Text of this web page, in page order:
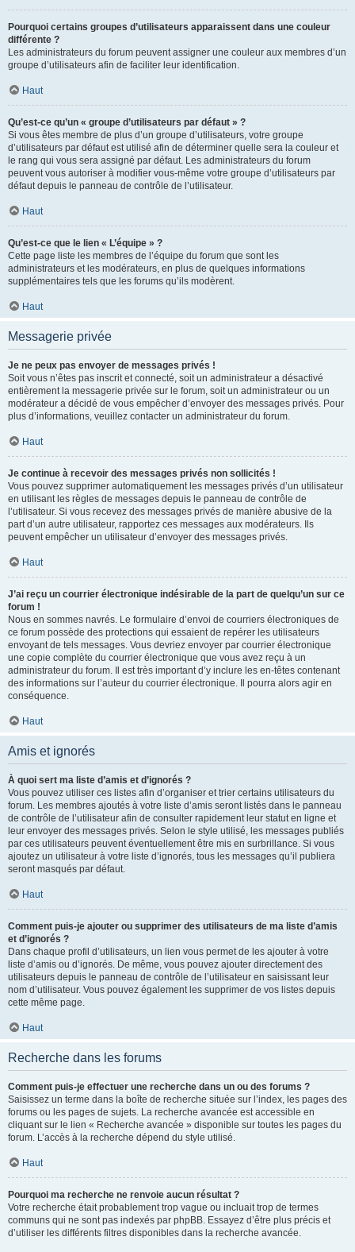
Pourquoi certains groupes d’utilisateurs apparaissent dans une couleur
différente ?
Les administrateurs du forum peuvent assigner une couleur aux membres d’un
groupe d’utilisateurs afin de faciliter leur identification.
Haut
Qu’est-ce qu’un « groupe d’utilisateurs par défaut » ?
Si vous êtes membre de plus d’un groupe d’utilisateurs, votre groupe
d’utilisateurs par défaut est utilisé afin de déterminer quelle sera la couleur et
le rang qui vous sera assigné par défaut. Les administrateurs du forum
peuvent vous autoriser à modifier vous-même votre groupe d’utilisateurs par
défaut depuis le panneau de contrôle de l’utilisateur.
Haut
Qu’est-ce que le lien « L’équipe » ?
Cette page liste les membres de l’équipe du forum que sont les
administrateurs et les modérateurs, en plus de quelques informations
supplémentaires tels que les forums qu’ils modèrent.
Haut
Messagerie privée
Je ne peux pas envoyer de messages privés !
Soit vous n’êtes pas inscrit et connecté, soit un administrateur a désactivé
entièrement la messagerie privée sur le forum, soit un administrateur ou un
modérateur a décidé de vous empêcher d’envoyer des messages privés. Pour
plus d’informations, veuillez contacter un administrateur du forum.
Haut
Je continue à recevoir des messages privés non sollicités !
Vous pouvez supprimer automatiquement les messages privés d’un utilisateur
en utilisant les règles de messages depuis le panneau de contrôle de
l’utilisateur. Si vous recevez des messages privés de manière abusive de la
part d’un autre utilisateur, rapportez ces messages aux modérateurs. Ils
peuvent empêcher un utilisateur d’envoyer des messages privés.
Haut
J’ai reçu un courrier électronique indésirable de la part de quelqu’un sur ce
forum !
Nous en sommes navrés. Le formulaire d’envoi de courriers électroniques de
ce forum possède des protections qui essaient de repérer les utilisateurs
envoyant de tels messages. Vous devriez envoyer par courrier électronique
une copie complète du courrier électronique que vous avez reçu à un
administrateur du forum. Il est très important d’y inclure les en-têtes contenant
des informations sur l’auteur du courrier électronique. Il pourra alors agir en
conséquence.
Haut
Amis et ignorés
À quoi sert ma liste d’amis et d’ignorés ?
Vous pouvez utiliser ces listes afin d’organiser et trier certains utilisateurs du
forum. Les membres ajoutés à votre liste d’amis seront listés dans le panneau
de contrôle de l’utilisateur afin de consulter rapidement leur statut en ligne et
leur envoyer des messages privés. Selon le style utilisé, les messages publiés
par ces utilisateurs peuvent éventuellement être mis en surbrillance. Si vous
ajoutez un utilisateur à votre liste d’ignorés, tous les messages qu’il publiera
seront masqués par défaut.
Haut
Comment puis-je ajouter ou supprimer des utilisateurs de ma liste d’amis
et d’ignorés ?
Dans chaque profil d’utilisateurs, un lien vous permet de les ajouter à votre
liste d’amis ou d’ignorés. De même, vous pouvez ajouter directement des
utilisateurs depuis le panneau de contrôle de l’utilisateur en saisissant leur
nom d’utilisateur. Vous pouvez également les supprimer de vos listes depuis
cette même page.
Haut
Recherche dans les forums
Comment puis-je effectuer une recherche dans un ou des forums ?
Saisissez un terme dans la boîte de recherche située sur l’index, les pages des
forums ou les pages de sujets. La recherche avancée est accessible en
cliquant sur le lien « Recherche avancée » disponible sur toutes les pages du
forum. L’accès à la recherche dépend du style utilisé.
Haut
Pourquoi ma recherche ne renvoie aucun résultat ?
Votre recherche était probablement trop vague ou incluait trop de termes
communs qui ne sont pas indexés par phpBB. Essayez d’être plus précis et
d’utiliser les différents filtres disponibles dans la recherche avancée.